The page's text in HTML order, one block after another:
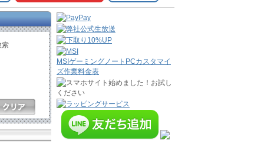
索
MSIゲーミングノートPCカスタマイ
ズ作業料金表